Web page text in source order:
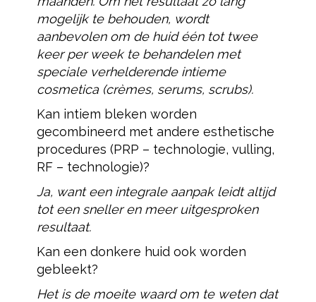
mogelijk te behouden, wordt
aanbevolen om de huid één tot twee
keer per week te behandelen met
speciale verhelderende intieme
cosmetica (crèmes, serums, scrubs).
Kan intiem bleken worden
gecombineerd met andere esthetische
procedures (PRP – technologie, vulling,
RF – technologie)?
Ja, want een integrale aanpak leidt altijd
tot een sneller en meer uitgesproken
resultaat.
Kan een donkere huid ook worden
gebleekt?
Het is de moeite waard om te weten dat